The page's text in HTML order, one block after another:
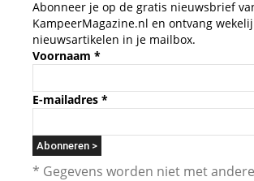
Abonneer je op de gratis nieuwsbrief
KampeerMagazine.nl en ontvang
nieuwsartikelen in je mailbox.
Voornaam *
E-mailadres *
* Gegevens worden niet met